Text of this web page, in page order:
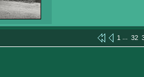
1 ... 32